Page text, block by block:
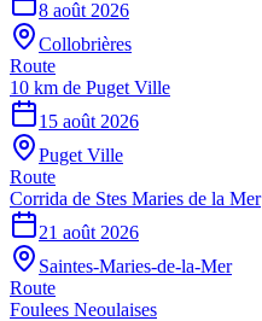
8 août 2026
Collobrières
Route
10 km de Puget Ville
15 août 2026
Puget Ville
Route
Corrida de Stes Maries de la Mer
21 août 2026
Saintes-Maries-de-la-Mer
Route
Foulees Neoulaises